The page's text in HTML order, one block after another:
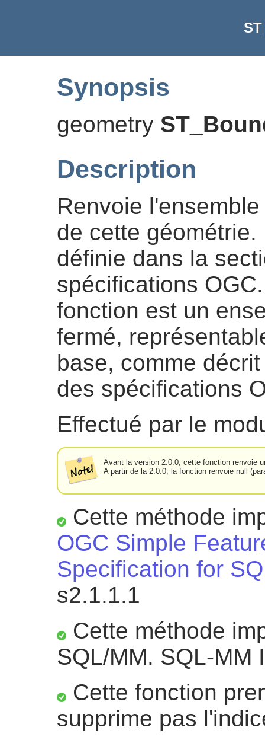
Synopsis
geometry
Description
Renvoie
de cette
définie dans la
spécifications
fonction est un
fermé,
base, comme
des spécifications
Effectué par le
Avant la version 2.0.0, cette fonction renvoie
A partir de la 2.0.0, la fonction renvoie null
Cette méthode
OGC Simple
Specification for
s2.1.1.1
Cette méthode
SQL/MM. SQL-MM
Cette fonction
supprime pas